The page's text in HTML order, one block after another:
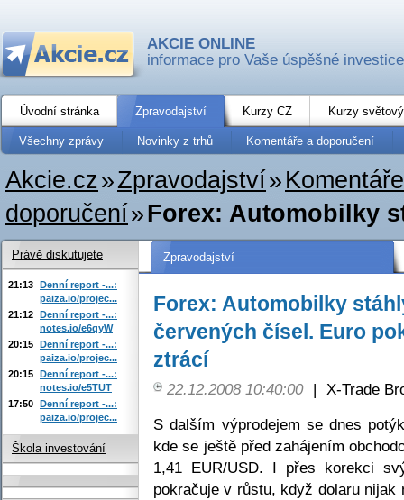
AKCIE ONLINE
informace pro Vaše úspěšné investice
Úvodní stránka Zpravodajství Kurzy CZ Kurzy
Všechny zprávy Novinky z trhů Komentáře a doporučení
Akcie.cz»Zpravodajství»
doporučení»Forex: Automobilky
Zpravodajství
Forex: Automobilky
červených čísel. Euro
ztrácí
22.12.2008 10:40:00 | X-Trade
S dalším výprodejem se dnes
kde se ještě před zahájením
1,41 EUR/USD. I přes korekci
pokračuje v růstu, když dolaru nijak
Právě diskutujete
21:13 Denní report -...:
paiza.io/projec...
21:12 Denní report -...:
notes.io/e6qyW
20:15 Denní report -...:
paiza.io/projec...
20:15 Denní report -...:
notes.io/e5TUT
17:50 Denní report -...:
paiza.io/projec...
Škola investování